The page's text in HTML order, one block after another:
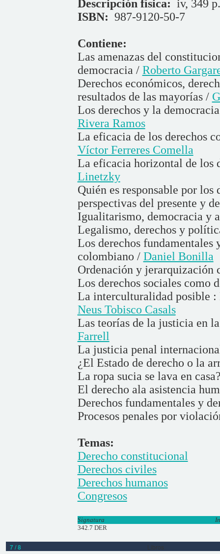
Descripción física: iv, 349 p.
ISBN: 987-9120-50-7
Contiene:
Las amenazas del
democracia / Roberto
Derechos económicos,
resultados de las mayorías /
Los derechos y la
Rivera Ramos
La eficacia de los derechos
Víctor Ferreres Comella
La eficacia horizontal de los
Linetzky
Quién es responsable por los
perspectivas del presente y
Igualitarismo, democracia y
Legalismo, derechos y
Los derechos
colombiano / Daniel Bonilla
Ordenación y jerarquización
Los derechos sociales como
La interculturalidad posible :
Neus Tobisco Casals
Las teorías de la justicia en
Farrell
La justicia penal
¿El Estado de derecho o la
La ropa sucia se lava en
El derecho ala asistencia
Derechos fundamentales y
Procesos penales por
Temas:
Derecho constitucional
Derechos civiles
Derechos humanos
Congresos
Signatura
342.7 DER
7 / 8 Libros